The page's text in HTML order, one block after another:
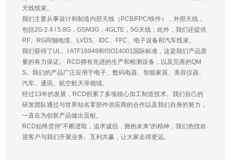
天线线束。
我们主要从事设计和制造内部天线（PCB/FPC/铁件），外部天线，
包括2G 2.4 / 5.8G，GSM3G，4GLTE，5G天线；此外，我们还提供
RF、RG同轴电缆、LVDS、IDC、FFC、电子设备和汽车线束。
我们获得了UL、I ATF16949和ISO14001国际标准，这是我们产品质
量的有力保证。 RCD拥有先进的生产和检测设备，以及完善的QM
S。我们的产品广泛应用于电子、数码电器、智能家居、美容仪器、
汽车、通讯、航空航天等领域。
经过13年的发展，RCD积累了多项核心加工制造技术。我们自己的
研发团队通过与世界知名零部件供应商的合作以及我们自身的努力，
一直在为创新产品做出贡献。
RCD始终坚持“不断进取，追求诚信，拥抱未来”的精神，我们热忱欢
迎客户与我们开展业务。互利共赢，让大家走得更远。